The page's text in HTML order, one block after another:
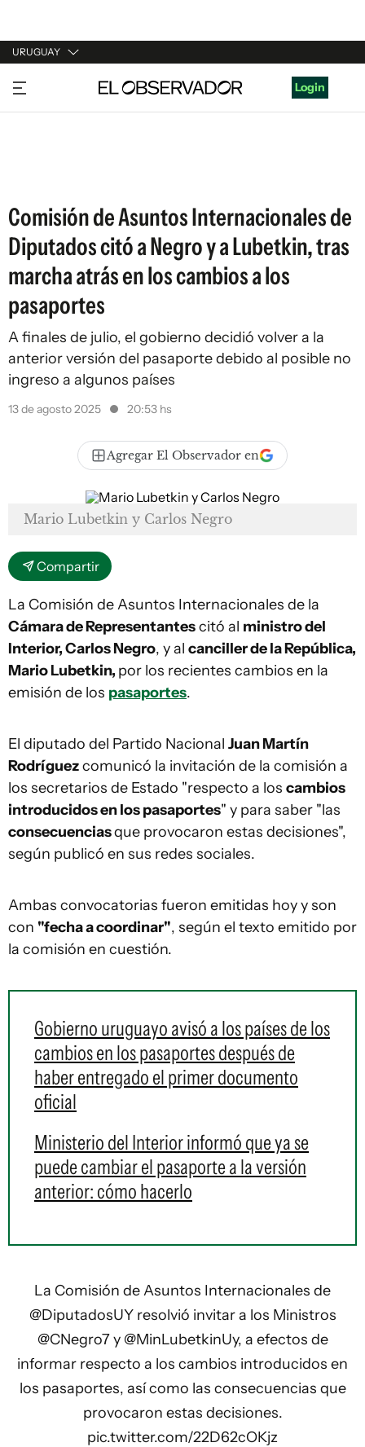
URUGUAY
URUGUAY
ARGENTINA
Login
Comisión de Asuntos Internacionales de
Diputados citó a Negro y a Lubetkin, tras
marcha atrás en los cambios a los
pasaportes
A finales de julio, el gobierno decidió volver a la
anterior versión del pasaporte debido al posible no
ingreso a algunos países
13 de agosto 2025 20:53 hs
Agregar El Observador en
Mario Lubetkin y Carlos Negro
Compartir
La Comisión de Asuntos Internacionales de la
Cámara de Representantescitó al ministro del
Interior, Carlos Negro, y al canciller de la República,
Mario Lubetkin, por los recientes cambios en la
emisión de los pasaportes.
El diputado del Partido Nacional Juan Martín
Rodríguezcomunicó la invitación de la comisión a
los secretarios de Estado "respecto a los cambios
introducidos en los pasaportes" y para saber "las
consecuenciasque provocaron estas decisiones",
según publicó en sus redes sociales.
Ambas convocatorias fueron emitidas hoy y son
con "fecha a coordinar", según el texto emitido por
la comisión en cuestión.
Gobierno uruguayo avisó a los países de los
cambios en los pasaportes después de
haber entregado el primer documento
oficial
Ministerio del Interior informó que ya se
puede cambiar el pasaporte a la versión
anterior: cómo hacerlo
La Comisión de Asuntos Internacionales de
@DiputadosUYresolvió invitar a los Ministros
@CNegro7y @MinLubetkinUy, a efectos de
informar respecto a los cambios introducidos en
los pasaportes, así como las consecuencias que
provocaron estas decisiones.
pic.twitter.com/22D62cOKjz